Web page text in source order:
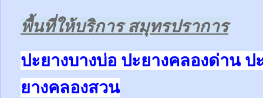
พื้นที่ให้บริการ สมุทรปราการ
ปะยางบางบ่อ ปะยางคลองด่าน
ยางคลองสวน